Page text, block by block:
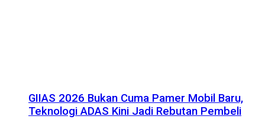
GIIAS 2026 Bukan Cuma Pamer Mobil Baru,
Teknologi ADAS Kini Jadi Rebutan Pembeli